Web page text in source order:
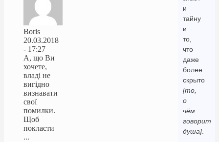
и
тайну
и
то,
что
даже
более
скрыто
[то,
о
чём
говорит
душа].
Boris
20.03.2018
- 17:27
А, що Ви
хочете,
владі не
вигідно
визнавати
свої
помилки.
Щоб
покласти
...